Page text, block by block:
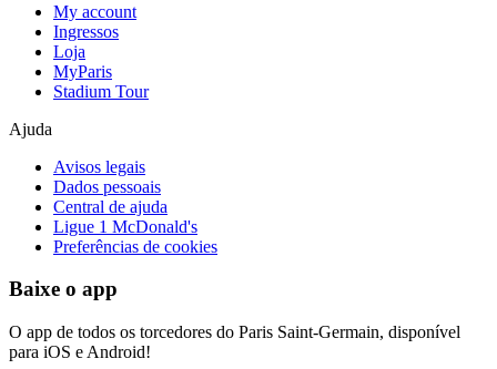
My account
Ingressos
Loja
MyParis
Stadium Tour
Ajuda
Avisos legais
Dados pessoais
Central de ajuda
Ligue 1 McDonald's
Preferências de cookies
Baixe o app
O app de todos os torcedores do Paris Saint-Germain, disponível
para iOS e Android!